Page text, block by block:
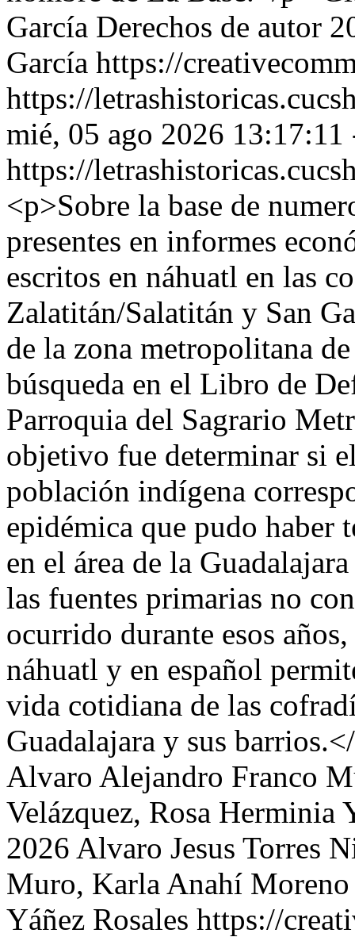
García Derechos de autor
García https://
https://
mié, 05 ago 2026 13:17:11
https://
<p>Sobre la base de
presentes en informes
escritos en náhuatl en las
Zalatitán/Salatitán y San
de la zona metropolitana
búsqueda en el Libro de
Parroquia del Sagrario
objetivo fue determinar si
población indígena
epidémica que pudo haber
en el área de la
las fuentes primarias no
ocurrido durante esos
náhuatl y en español
vida cotidiana de las
Guadalajara y sus
Alvaro Alejandro Franco
Velázquez, Rosa Herminia
2026 Alvaro Jesus Torres
Muro, Karla Anahí Moreno
Yáñez Rosales https://